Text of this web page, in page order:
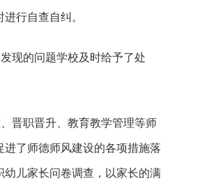
行自查自纠。
现的问题学校及时给予了处
晋职晋升、教育教学管理等师
了师德师风建设的各项措施落
儿家长问卷调查，以家长的满